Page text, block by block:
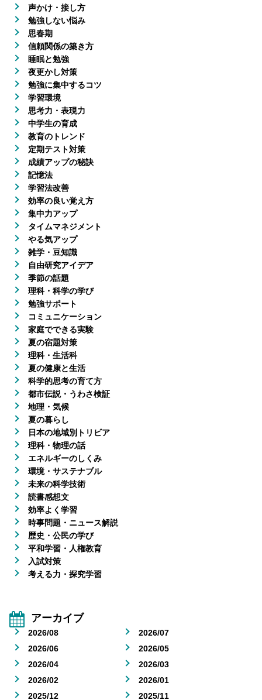
声かけ・接し方
勉強しない悩み
思春期
信頼関係の築き方
睡眠と勉強
夜更かし対策
勉強に集中するコツ
学習環境
思考力・表現力
中学生の育成
教育のトレンド
定期テスト対策
成績アップの秘訣
記憶法
学習法改善
効率の良い覚え方
集中力アップ
タイムマネジメント
やる気アップ
雑学・豆知識
自由研究アイデア
季節の話題
理科・科学の学び
勉強サポート
コミュニケーション
家庭でできる実験
夏の宿題対策
理科・生活科
夏の健康と生活
科学的思考の育て方
都市伝説・うわさ検証
地理・気候
夏の暮らし
日本の地域別トリビア
理科・物理の話
エネルギーのしくみ
環境・サステナブル
未来の科学技術
読書感想文
効率よく学習
時事問題・ニュース解説
歴史・公民の学び
平和学習・人権教育
入試対策
考える力・探究学習
アーカイブ
2026/08
2026/07
2026/06
2026/05
2026/04
2026/03
2026/02
2026/01
2025/12
2025/11